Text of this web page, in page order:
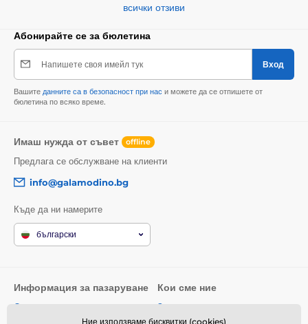
всички отзиви
Абонирайте се за бюлетина
Напишете своя имейл тук Вход
Вашите данните са в безопасност при нас и можете да се отпишете от
бюлетина по всяко време.
Имаш нужда от съвет offline
Предлага се обслужване на клиенти
info@galamodino.bg
Къде да ни намерите
български
Информация за пазаруване
Общи условия
Кои сме ние
За нас
Ние използваме бисквитки (cookies)